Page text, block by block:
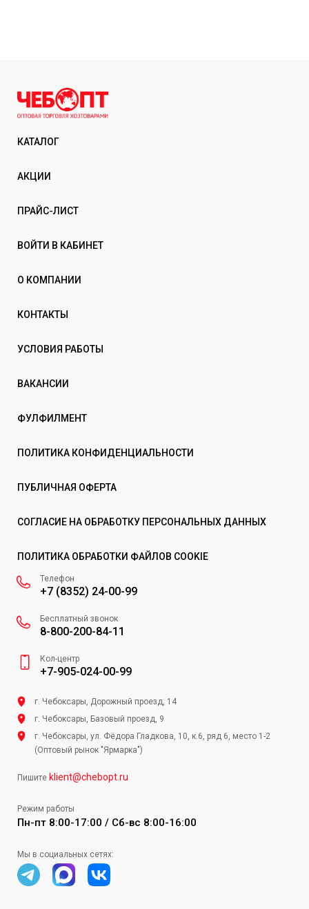
КАТАЛОГ
АКЦИИ
ПРАЙС-ЛИСТ
ВОЙТИ В КАБИНЕТ
О КОМПАНИИ
КОНТАКТЫ
УСЛОВИЯ РАБОТЫ
ВАКАНСИИ
ФУЛФИЛМЕНТ
ПОЛИТИКА КОНФИДЕНЦИАЛЬНОСТИ
ПУБЛИЧНАЯ ОФЕРТА
СОГЛАСИЕ НА ОБРАБОТКУ ПЕРСОНАЛЬНЫХ ДАННЫХ
ПОЛИТИКА ОБРАБОТКИ ФАЙЛОВ COOKIE
Телефон
+7 (8352) 24-00-99
Бесплатный звонок
8-800-200-84-11
Кол-центр
+7-905-024-00-99
г. Чебоксары, Дорожный проезд, 14
г. Чебоксары, Базовый проезд, 9
г. Чебоксары, ул. Фёдора Гладкова, 10, к.6, ряд 6, место 1-2
(Оптовый рынок "Ярмарка")
Пишите klient@chebopt.ru
Режим работы
Пн-пт 8:00-17:00 / Сб-вс 8:00-16:00
Мы в социальных сетях: